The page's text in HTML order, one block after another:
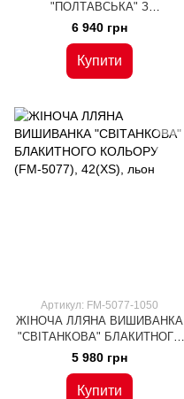
"ПОЛТАВСЬКА" З
БОРДОВОГО ЛЬОНУ (FM-
5086), 42(S), льон
6 940 грн
Купити
Артикул: FM-5077-1050
ЖІНОЧА ЛЛЯНА ВИШИВАНКА
"СВІТАНКОВА" БЛАКИТНОГО
КОЛЬОРУ (FM-5077), 42(XS),
5 980 грн
Купити